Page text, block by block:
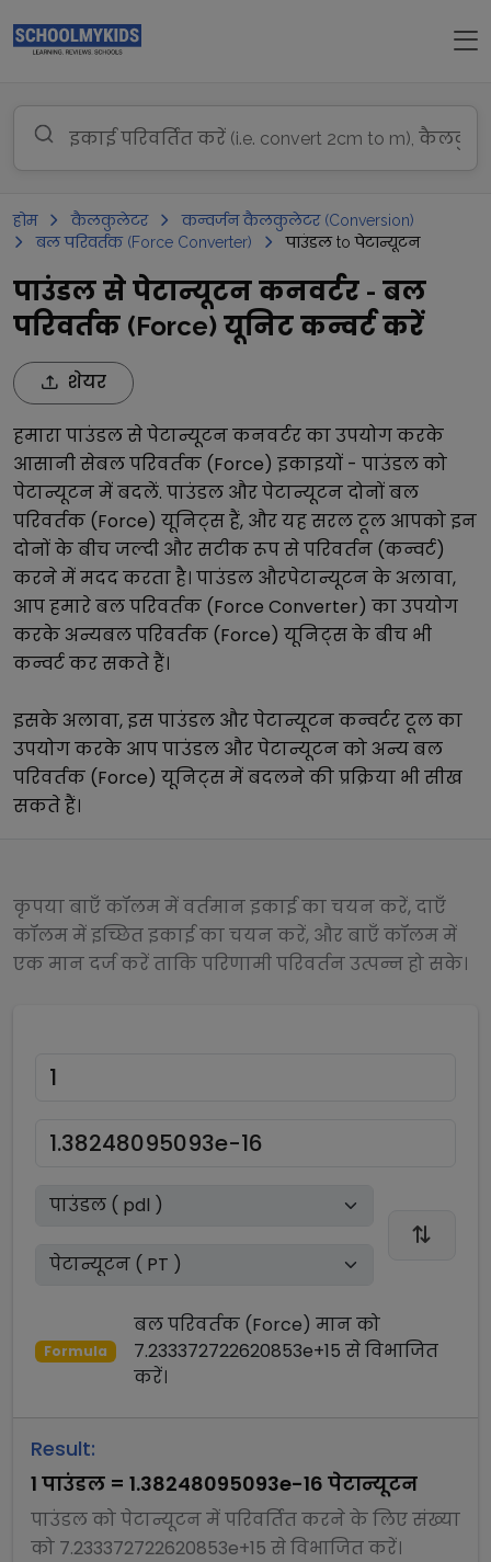
होम कैलकुलेटर
कन्वर्जन कैलकुलेटर (Conversion)
बल परिवर्तक (Force Converter)
पाउंडल to पेटान्यूटन
पाउंडल से पेटान्यूटन कनवर्टर - बल
परिवर्तक (Force) यूनिट कन्वर्ट करें
शेयर
हमारापाउंडलसेपेटान्यूटनकनवर्टर का उपयोग करके
आसानी सेबल परिवर्तक (Force) इकाइयों - पाउंडलको
पेटान्यूटनमें बदलें. पाउंडल औरपेटान्यूटनदोनोंबल
परिवर्तक (Force) यूनिट्स हैं, और यह सरल टूल आपको इन
दोनों के बीच जल्दी और सटीक रूप से परिवर्तन (कन्वर्ट)
करने में मदद करता है। पाउंडल औरपेटान्यूटनके अलावा,
आप हमारेबल परिवर्तक (Force Converter) का उपयोग
करके अन्यबल परिवर्तक (Force) यूनिट्स के बीच भी
कन्वर्ट कर सकते हैं।
इसके अलावा, इसपाउंडल औरपेटान्यूटनकन्वर्टर टूल का
उपयोग करके आपपाउंडल औरपेटान्यूटनको अन्यबल
परिवर्तक (Force) यूनिट्स में बदलने की प्रक्रिया भी सीख
सकते हैं।
कृपया बाएँ कॉलम में वर्तमान इकाई का चयन करें, दाएँ
कॉलम में इच्छित इकाई का चयन करें, और बाएँ कॉलम में
एक मान दर्ज करें ताकि परिणामी परिवर्तन उत्पन्न हो सके।
Formula
बल परिवर्तक (Force) मान को
7.233372722620853e+15 सेविभाजित
करें।
Result:
1 पाउंडल = 1.38248095093e-16 पेटान्यूटन
पाउंडलकोपेटान्यूटनमें परिवर्तित करने के लिए संख्या
को 7.233372722620853e+15 सेविभाजितकरें।